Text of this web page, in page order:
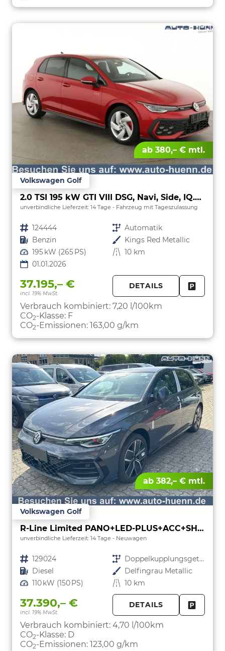
ab 380,– € mtl.
Volkswagen Golf
2.0 TSI 195 kW GTI VIII DSG, Navi, Side, IQ.Light, Kamera, Winter
unverbindliche Lieferzeit: 14 Tage Fahrzeug mit Tageszulassung
Fahrzeugnr. 124444 Getriebe Automatik
Kraftstoff Benzin Außenfarbe Kings Red Metallic
Leistung 195 kW (265 PS) Kilometerstand 10 km
01.01.2026
37.195,– €
incl. 19% MwSt.
DETAILS
Verbrauch kombiniert: 7,20 l/100km
CO2-Klasse: F
CO2-Emissionen: 163,00 g/km
ab 382,– € mtl.
Volkswagen Golf
R-Line Limited PANO+LED-PLUS+ACC+SHZ+KEYLESS+KAMERA+18" ALU
unverbindliche Lieferzeit: 14 Tage Neuwagen
Fahrzeugnr. 129024 Getriebe
Doppelkupplungsgetriebe (DSG)
Kraftstoff Diesel Außenfarbe Delfingrau Metallic
Leistung 110 kW (150 PS) Kilometerstand 10 km
37.390,– €
incl. 19% MwSt.
DETAILS
Verbrauch kombiniert: 4,70 l/100km
CO2-Klasse: D
CO2-Emissionen: 123,00 g/km